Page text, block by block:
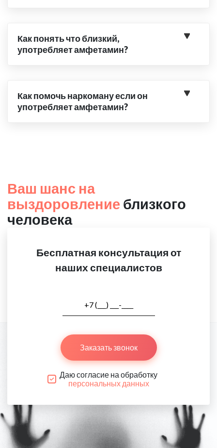
Как понять что близкий,
употребляет амфетамин?
Как помочь наркоману если он
употребляет амфетамин?
Ваш шанс на
выздоровление близкого
человека
Бесплатная консультация от
наших специалистов
Заказать звонок
Даю согласие на обработку
персональных данных